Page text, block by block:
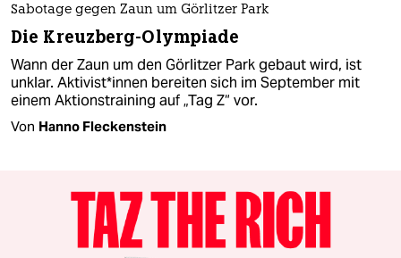
Sabotage gegen Zaun um Görlitzer Park
Die Kreuzberg-Olympiade
Wann der Zaun um den Görlitzer Park gebaut wird, ist
unklar. Ak­ti­vis­t*in­nen bereiten sich im September mit
einem Aktionstraining auf „Tag Z“ vor.
Von Hanno Fleckenstein